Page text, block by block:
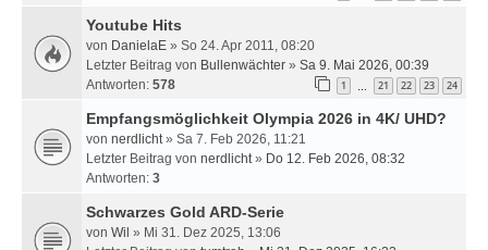
Youtube Hits
von DanielaE » So 24. Apr 2011, 08:20
Letzter Beitrag von Bullenwächter » Sa 9. Mai 2026, 00:39
Antworten: 578 1 21 22 23 24
Empfangsmöglichkeit Olympia 2026 in 4K/ UHD?
von nerdlicht» Sa 7. Feb 2026, 11:21
Letzter Beitrag von nerdlicht» Do 12. Feb 2026, 08:32
Antworten: 3
Schwarzes Gold ARD-Serie
von Wil » Mi 31. Dez 2025, 13:06